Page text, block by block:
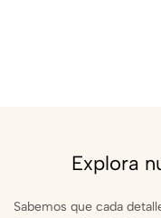
Explora
Sabemos que cada